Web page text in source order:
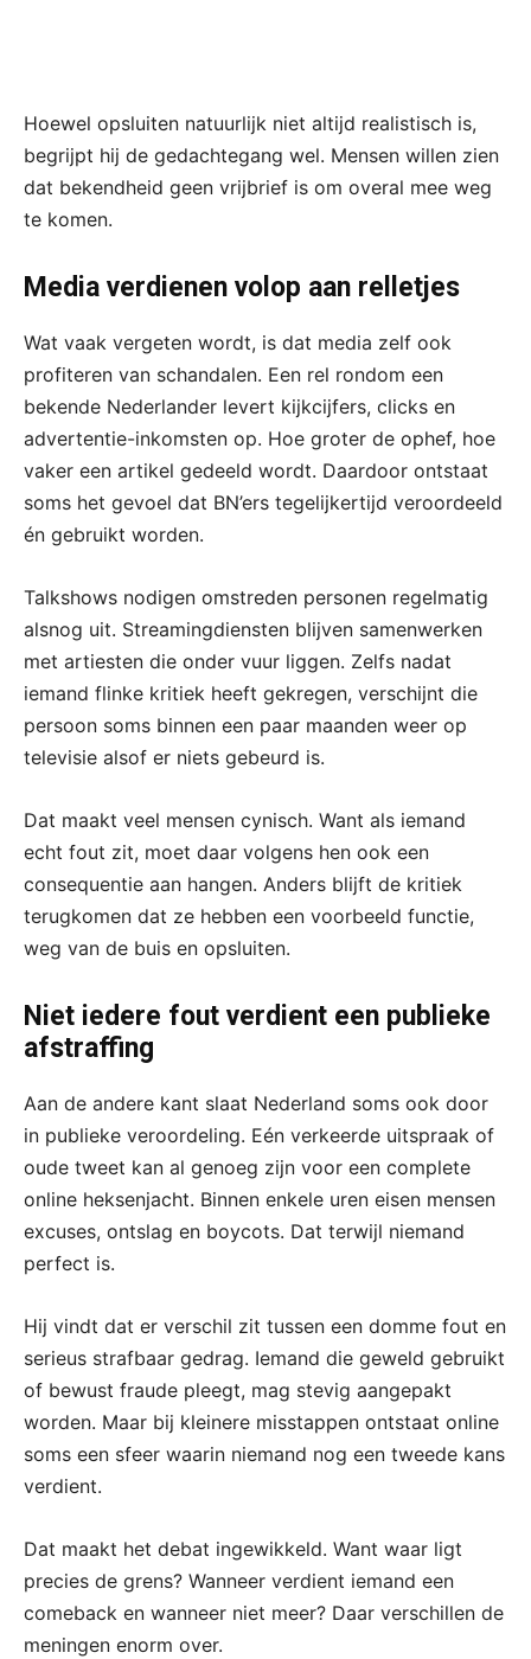
Hoewel opsluiten natuurlijk niet altijd realistisch is,
begrijpt hij de gedachtegang wel. Mensen willen zien
dat bekendheid geen vrijbrief is om overal mee weg
te komen.
Media verdienen volop aan relletjes
Wat vaak vergeten wordt, is dat media zelf ook
profiteren van schandalen. Een rel rondom een
bekende Nederlander levert kijkcijfers, clicks en
advertentie-inkomsten op. Hoe groter de ophef, hoe
vaker een artikel gedeeld wordt. Daardoor ontstaat
soms het gevoel dat BN’ers tegelijkertijd veroordeeld
én gebruikt worden.
Talkshows nodigen omstreden personen regelmatig
alsnog uit. Streamingdiensten blijven samenwerken
met artiesten die onder vuur liggen. Zelfs nadat
iemand flinke kritiek heeft gekregen, verschijnt die
persoon soms binnen een paar maanden weer op
televisie alsof er niets gebeurd is.
Dat maakt veel mensen cynisch. Want als iemand
echt fout zit, moet daar volgens hen ook een
consequentie aan hangen. Anders blijft de kritiek
terugkomen dat ze hebben een voorbeeld functie,
weg van de buis en opsluiten.
Niet iedere fout verdient een publieke
afstraffing
Aan de andere kant slaat Nederland soms ook door
in publieke veroordeling. Eén verkeerde uitspraak of
oude tweet kan al genoeg zijn voor een complete
online heksenjacht. Binnen enkele uren eisen mensen
excuses, ontslag en boycots. Dat terwijl niemand
perfect is.
Hij vindt dat er verschil zit tussen een domme fout en
serieus strafbaar gedrag. Iemand die geweld gebruikt
of bewust fraude pleegt, mag stevig aangepakt
worden. Maar bij kleinere misstappen ontstaat online
soms een sfeer waarin niemand nog een tweede kans
verdient.
Dat maakt het debat ingewikkeld. Want waar ligt
precies de grens? Wanneer verdient iemand een
comeback en wanneer niet meer? Daar verschillen de
meningen enorm over.